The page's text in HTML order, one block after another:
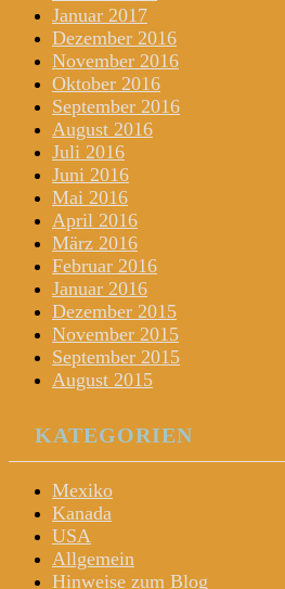
Januar 2017
Dezember 2016
November 2016
Oktober 2016
September 2016
August 2016
Juli 2016
Juni 2016
Mai 2016
April 2016
März 2016
Februar 2016
Januar 2016
Dezember 2015
November 2015
September 2015
August 2015
KATEGORIEN
Mexiko
Kanada
USA
Allgemein
Hinweise zum Blog